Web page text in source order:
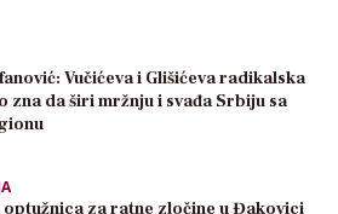
Vučićeva i Glišićeva radikalska
zna da širi mržnju i svađa Srbiju sa
za ratne zločine u Đakovici